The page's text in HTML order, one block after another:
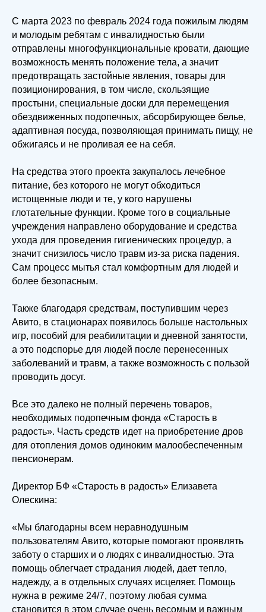
С марта 2023 по февраль 2024 года пожилым людям
и молодым ребятам с инвалидностью были
отправлены многофункциональные кровати, дающие
возможность менять положение тела, а значит
предотвращать застойные явления, товары для
позиционирования, в том числе, скользящие
простыни, специальные доски для перемещения
обездвиженных подопечных, абсорбирующее белье,
адаптивная посуда, позволяющая принимать пищу, не
обжигаясь и не проливая ее на себя.
На средства этого проекта закупалось лечебное
питание, без которого не могут обходиться
истощенные люди и те, у кого нарушены
глотательные функции. Кроме того в социальные
учреждения направлено оборудование и средства
ухода для проведения гигиенических процедур, а
значит снизилось число травм из-за риска падения.
Сам процесс мытья стал комфортным для людей и
более безопасным.
Также благодаря средствам, поступившим через
Авито, в стационарах появилось больше настольных
игр, пособий для реабилитации и дневной занятости,
а это подспорье для людей после перенесенных
заболеваний и травм, а также возможность с пользой
проводить досуг.
Все это далеко не полный перечень товаров,
необходимых подопечным фонда «Старость в
радость». Часть средств идет на приобретение дров
для отопления домов одиноким малообеспеченным
пенсионерам.
Директор БФ «Старость в радость» Елизавета
Олескина:
«Мы благодарны всем неравнодушным
пользователям Авито, которые помогают проявлять
заботу о старших и о людях с инвалидностью. Эта
помощь облегчает страдания людей, дает тепло,
надежду, а в отдельных случаях исцеляет. Помощь
нужна в режиме 24/7, поэтому любая сумма
становится в этом случае очень весомым и важным